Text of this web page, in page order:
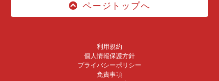
ページトップへ
利用規約
個人情報保護方針
プライバシーポリシー
免責事項